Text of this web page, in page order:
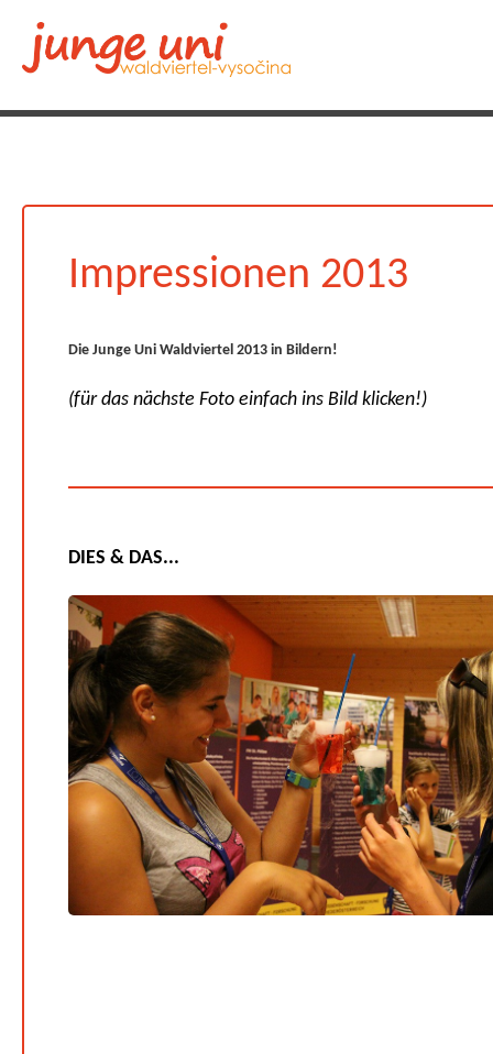
Impressionen 2013
Die Junge Uni Waldviertel 2013 in Bildern!
(für das nächste Foto einfach ins Bild klicken!)
DIES & DAS...